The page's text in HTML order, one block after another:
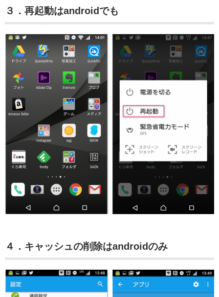
３．再起動はandroidでも
４．キャッシュの削除はandroidのみ